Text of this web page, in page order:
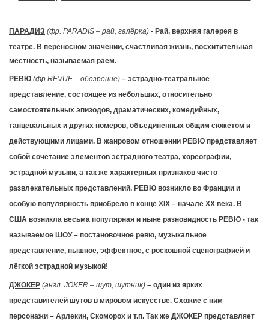
ПАРАДИЗ (фр. PARADIS – рай, галёрка) - Рай, верхняя галерея в
театре. В переносном значении, счастливая жизнь, восхитительная
местность, называемая раем.
РЕВЮ (фр.REVUE – обозрение) – эстрадно-театральное
представление, состоящее из небольших, относительно
самостоятельных эпизодов, драматических, комедийных,
танцевальных и других номеров, объединённых общим сюжетом и
действующими лицами. В жанровом отношении РЕВЮ представляет
собой сочетание элементов эстрадного театра, хореографии,
эстрадной музыки, а так же характерных признаков чисто
развлекательных представлений. РЕВЮ возникло во Франции и
особую популярность приобрело в конце XIX – начале XX века. В
США возникла весьма популярная и ныне разновидность РЕВЮ - так
называемое ШОУ – постановочное ревю, музыкальное
представление, пышное, эффектное, с роскошной сценографией и
лёгкой эстрадной музыкой!
ДЖОКЕР (англ. JOKER – шут, шутник) – один из ярких
представителей шутов в мировом искусстве. Схожие с ним
персонажи – Арлекин, Скоморох и т.п. Так же ДЖОКЕР представляет